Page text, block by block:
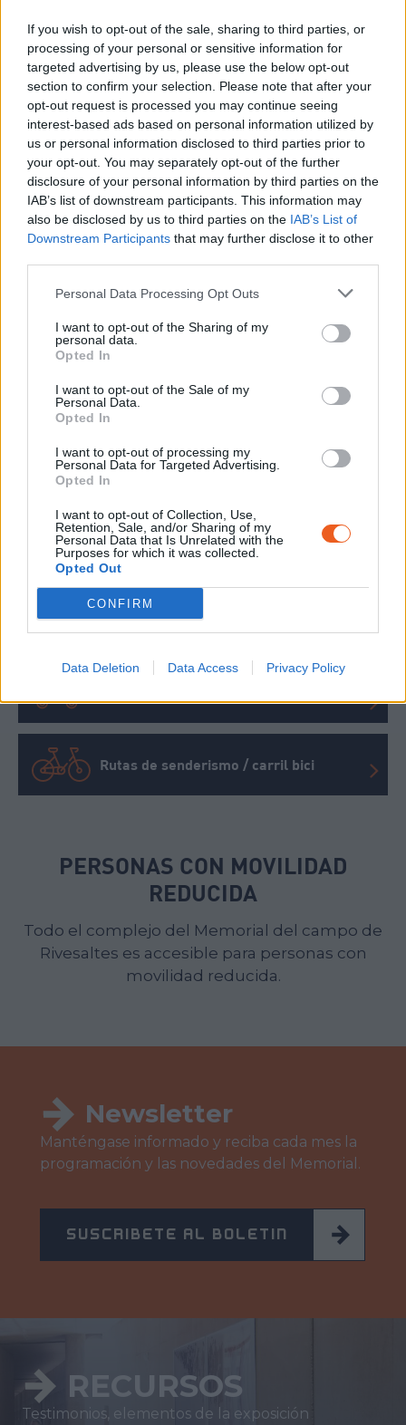
If you wish to opt-out of the sale, sharing to third parties, or
processing of your personal or sensitive information for
targeted advertising by us, please use the below opt-out
section to confirm your selection. Please note that after your
opt-out request is processed you may continue seeing
interest-based ads based on personal information utilized by
us or personal information disclosed to third parties prior to
your opt-out. You may separately opt-out of the further
disclosure of your personal information by third parties on the
IAB’s list of downstream participants. This information may
also be disclosed by us to third parties on the IAB’s List of
Downstream Participants that may further disclose it to other
Personal Data Processing Opt Outs
I want to opt-out of the Sharing of my
personal data.
Opted In
I want to opt-out of the Sale of my
Personal Data.
Opted In
I want to opt-out of processing my
Personal Data for Targeted Advertising.
Opted In
I want to opt-out of Collection, Use,
Retention, Sale, and/or Sharing of my
Personal Data that Is Unrelated with the
Purposes for which it was collected.
Opted Out
CONFIRM
Data Deletion Data Access Privacy Policy
Leaflet| Map data © OpenStreetMap contributors, Imagery ©Mapbox
En voiture es
Vehículo / caravana :
Autopista A9 - salida 41 Perpiñán norte; seguir
la D 12 / Foix
Aparcamiento vigilado de135plazas
Avión
Tren
Rutas de senderismo / carril bici
PERSONAS CON MOVILIDAD
REDUCIDA
Todo el complejo del Memorial del campo de
Rivesaltes es accesible para personas con
movilidad reducida.
Newsletter
Manténgase informado y reciba cada mes la
programación y las novedades del Memorial.
SUSCRÍBETE AL BOLETÍN
RECURSOS
Testimonios, elementos de la exposición